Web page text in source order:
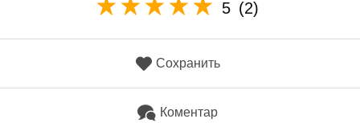
5 (2)
Сохранить
Коментар